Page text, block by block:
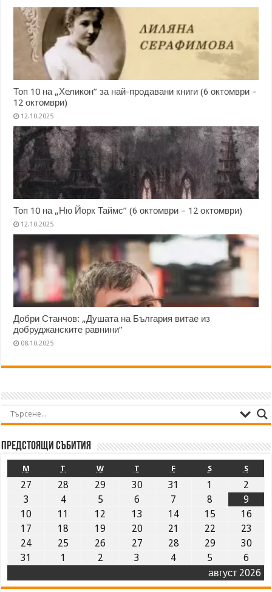
Топ 10 на „Хеликон” за най-продавани книги (6 октомври –
12 октомври)
12.10.2025
Топ 10 на „Ню Йорк Таймс” (6 октомври – 12 октомври)
12.10.2025
Добри Станчов: „Душата на България витае из
добруджанските равнини“
08.10.2025
Предстоящи събития
август 2026
M T W T F S S
27 28 29 30 31 1
2
3
4 5 6 7 8
9
10
11 12 13 14 15
16
17
18 19 20 21 22
23
24
25 26 27 28 29
30
31
1 2 3 4 5 6